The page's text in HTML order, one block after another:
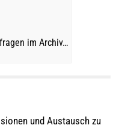
im Archiv…
und Austausch zu